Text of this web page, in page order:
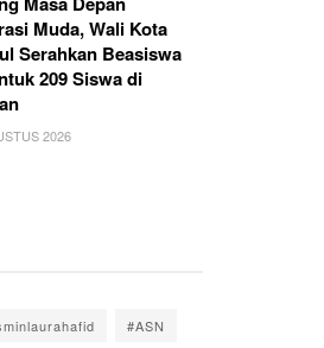
Muda, Wali Kota
Serahkan Beasiswa
209 Siswa di
2026
#ASN